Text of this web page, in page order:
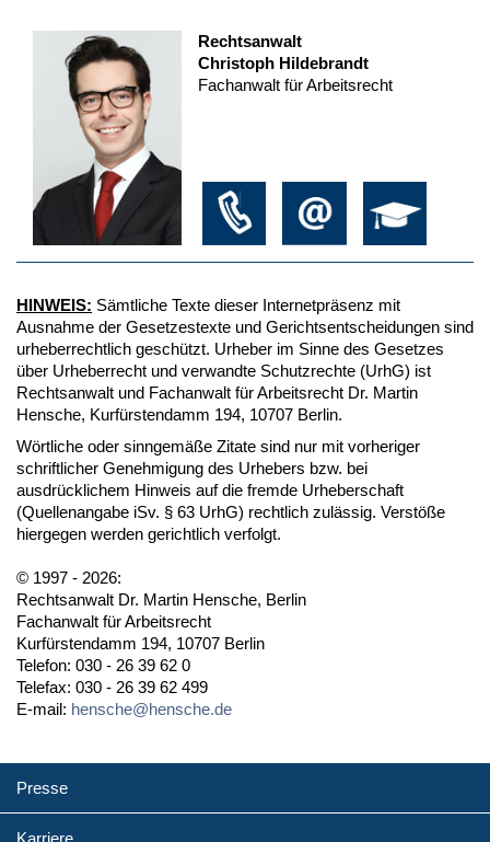
Rechtsanwalt
Christoph Hildebrandt
Fachanwalt für Arbeitsrecht
HINWEIS: Sämtliche Texte dieser Internetpräsenz mit
Ausnahme der Gesetzestexte und Gerichtsentscheidungen sind
urheberrechtlich geschützt. Urheber im Sinne des Gesetzes
über Urheberrecht und verwandte Schutzrechte (UrhG) ist
Rechtsanwalt und Fachanwalt für Arbeitsrecht Dr. Martin
Hensche, Kurfürstendamm 194, 10707 Berlin.
Wörtliche oder sinngemäße Zitate sind nur mit vorheriger
schriftlicher Genehmigung des Urhebers bzw. bei
ausdrücklichem Hinweis auf die fremde Urheberschaft
(Quellenangabe iSv. § 63 UrhG) rechtlich zulässig. Verstöße
hiergegen werden gerichtlich verfolgt.
© 1997 - 2026:
Rechtsanwalt Dr. Martin Hensche, Berlin
Fachanwalt für Arbeitsrecht
Kurfürstendamm 194, 10707 Berlin
Telefon: 030 - 26 39 62 0
Telefax: 030 - 26 39 62 499
E-mail: hensche@hensche.de
Presse
Karriere